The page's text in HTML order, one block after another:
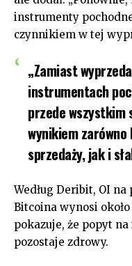
instrumenty
czynnikiem w tej
„Zamiast
instrumentach
przede wszystkim
wynikiem
sprzedaży, jak i
Według Deribit, OI
Bitcoina wynosi
pokazuje, że popyt
pozostaje zdrowy.